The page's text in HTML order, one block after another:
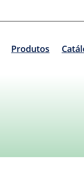
Produtos